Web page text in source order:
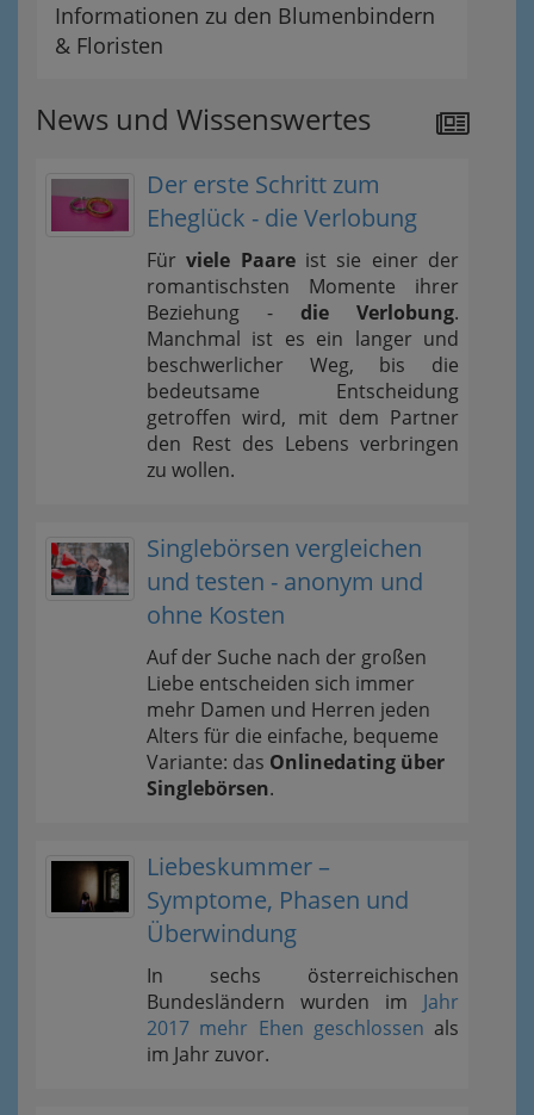
Informationen zu den Blumenbindern
& Floristen
News und Wissenswertes
Der erste Schritt zum
Eheglück - die Verlobung
Fürviele Paareist sie einer der
romantischsten Momente ihrer
Beziehung - die Verlobung.
Manchmal ist es ein langer und
beschwerlicher Weg, bis die
bedeutsame Entscheidung
getroffen wird, mit dem Partner
den Rest des Lebens verbringen
zu wollen.
Singlebörsen vergleichen
und testen - anonym und
ohne Kosten
Auf der Suche nach der großen
Liebe entscheiden sich immer
mehr Damen und Herren jeden
Alters für die einfache, bequeme
Variante: das Onlinedating über
Singlebörsen.
Liebeskummer –
Symptome, Phasen und
Überwindung
In sechs österreichischen
Bundesländern wurden im Jahr
2017 mehr Ehen geschlossen als
im Jahr zuvor.